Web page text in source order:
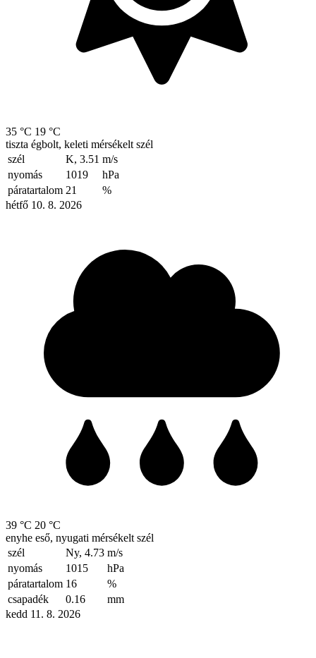
35 °C 19 °C
tiszta égbolt, keleti mérsékelt szél
szél
K, 3.51 m/s
nyomás
1019
hPa
páratartalom 21
%
hétfő 10. 8. 2026
39 °C 20 °C
enyhe eső, nyugati mérsékelt szél
szél
Ny, 4.73 m/s
nyomás
1015
hPa
páratartalom 16
%
csapadék
0.16
mm
kedd 11. 8. 2026